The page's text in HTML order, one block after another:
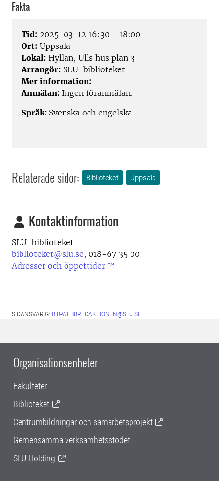
Fakta
Tid: 2025-03-12 16:30 - 18:00
Ort: Uppsala
Lokal: Hyllan, Ulls hus plan 3
Arrangör: SLU-biblioteket
Mer information:
Anmälan: Ingen föranmälan.
Språk: Svenska och engelska.
Relaterade sidor: Biblioteket Uppsala
Kontaktinformation
SLU-biblioteket
biblioteket@slu.se, 018-67 35 00
Adresser och öppettider
SIDANSVARIG: BIB-WEBBREDAKTIONEN@SLU.SE
Organisationsenheter
Fakulteter
Biblioteket
Centrumbildningar och samarbetsprojekt
Gemensamma verksamhetsstödet
SLU Holding